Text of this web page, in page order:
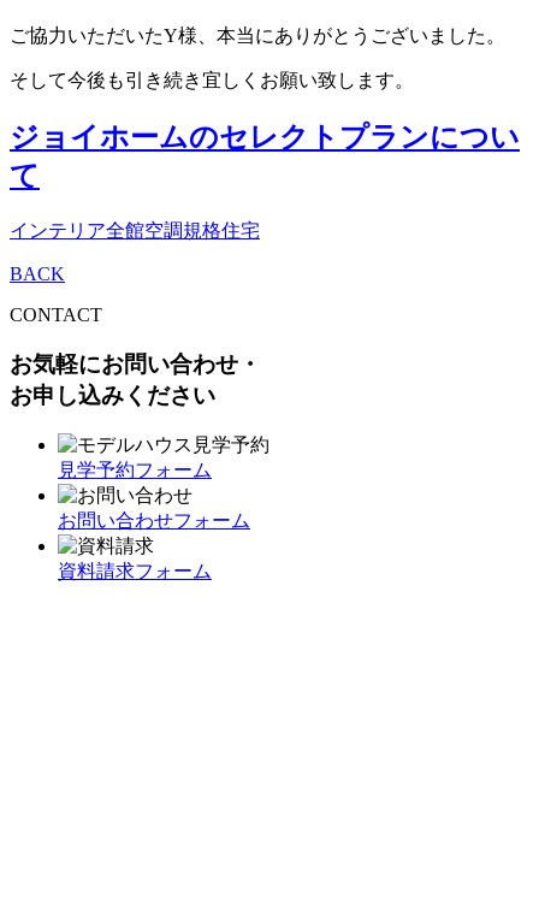
ご協力いただいたY様、本当にありがとうございました。
そして今後も引き続き宜しくお願い致します。
ジョイホームのセレクトプランについ
て
インテリア全館空調規格住宅
BACK
CONTACT
お気軽にお問い合わせ・
お申し込みください
見学予約フォーム
お問い合わせフォーム
資料請求フォーム